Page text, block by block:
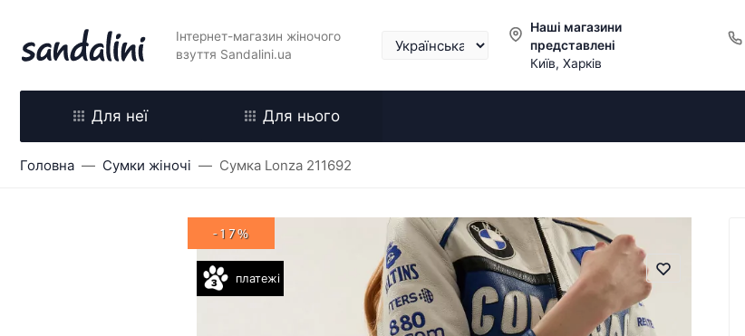
Інтернет-магазин жіночого
взуття Sandalini.ua
Наші магазини
представлені
Київ, Харків
Для неї Для нього
Головна Сумки жіночі Сумка Lonza 211692
платежі
-17%